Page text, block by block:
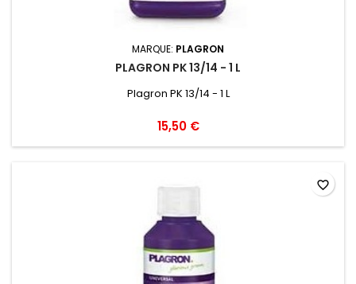
MARQUE: PLAGRON
PLAGRON PK 13/14 - 1 L
Plagron PK 13/14 - 1 L
15,50 €
favorite_border